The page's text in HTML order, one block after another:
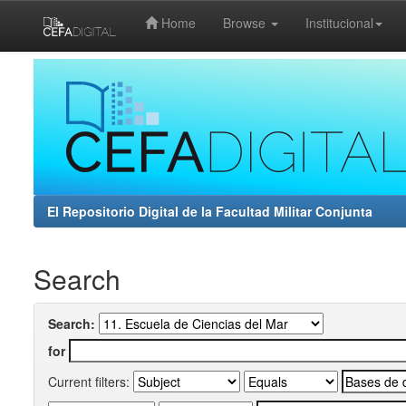
Home Browse Institucional
El Repositorio Digital de la Facultad Militar Conjunta
Search
Search:
for
Current filters: